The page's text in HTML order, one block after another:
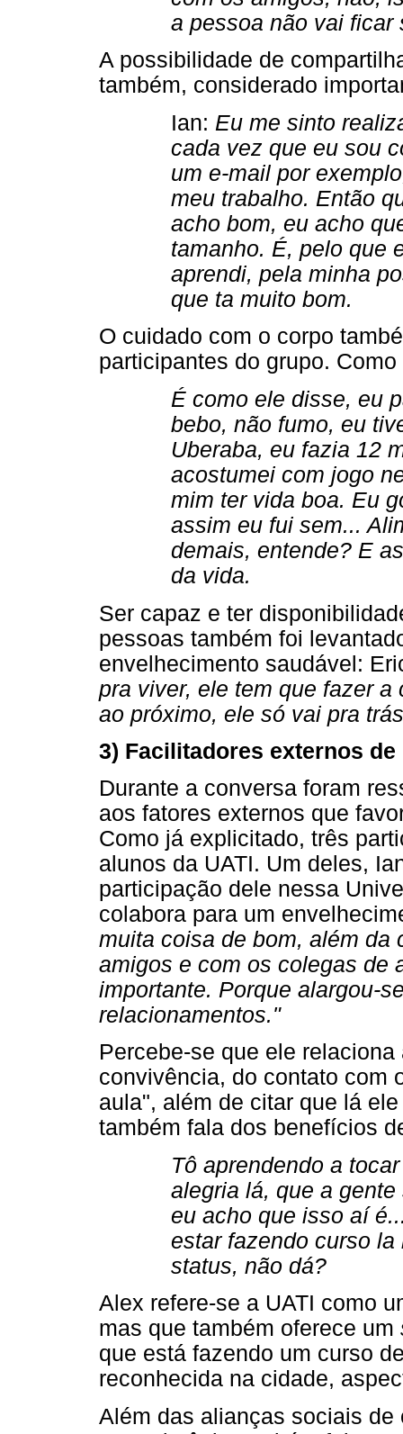
a pessoa não vai ficar
A possibilidade de
também, considerado
Ian: Eu me sinto
cada vez que eu sou
um e-mail por
meu trabalho. Então
acho bom, eu acho
tamanho. É, pelo que
aprendi, pela minha
que ta muito bom.
O cuidado com o corpo
participantes do grupo.
É como ele disse, eu
bebo, não fumo, eu
Uberaba, eu fazia 12
acostumei com jogo
mim ter vida boa. Eu
assim eu fui sem...
demais, entende? E
da vida.
Ser capaz e ter
pessoas também foi
envelhecimento saudável:
pra viver, ele tem que fazer
ao próximo, ele só vai pra
3) Facilitadores externos
Durante a conversa foram
aos fatores externos que
Como já explicitado, três
alunos da UATI. Um deles,
participação dele nessa
colabora para um
muita coisa de bom, além da
amigos e com os colegas de
importante. Porque alargou-
relacionamentos."
Percebe-se que ele
convivência, do contato com
aula", além de citar que lá
também fala dos benefícios
Tô aprendendo a
alegria lá, que a
eu acho que isso aí
estar fazendo curso
status, não dá?
Alex refere-se a UATI como
mas que também oferece um
que está fazendo um curso
reconhecida na cidade,
Além das alianças sociais